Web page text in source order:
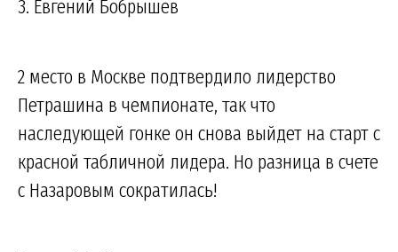
3. Евгений Бобрышев
2 место в Москве подтвердило лидерство
Петрашина в чемпионате, так что
наследующей гонке он снова выйдет на старт с
красной табличной лидера. Но разница в счете
с Назаровым сократилась!